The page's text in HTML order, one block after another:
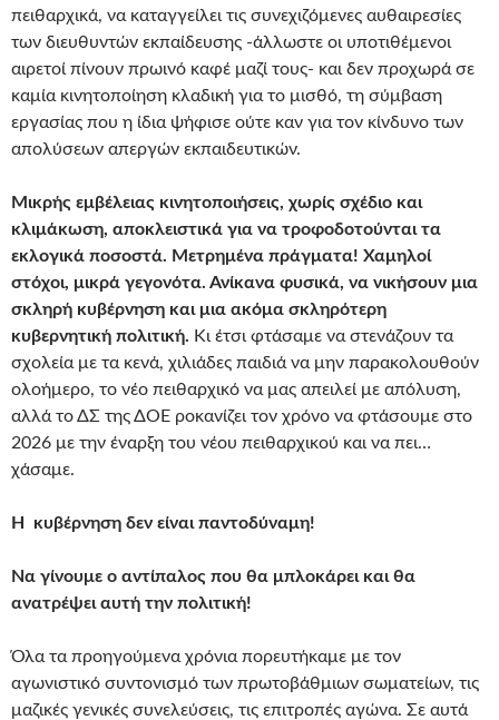
πειθαρχικά, να καταγγείλει τις συνεχιζόμενες αυθαιρεσίες
των διευθυντών εκπαίδευσης -άλλωστε οι υποτιθέμενοι
αιρετοί πίνουν πρωινό καφέ μαζί τους- και δεν προχωρά σε
καμία κινητοποίηση κλαδική για το μισθό, τη σύμβαση
εργασίας που η ίδια ψήφισε ούτε καν για τον κίνδυνο των
απολύσεων απεργών εκπαιδευτικών.
Μικρής εμβέλειας κινητοποιήσεις, χωρίς σχέδιο και
κλιμάκωση, αποκλειστικά για να τροφοδοτούνται τα
εκλογικά ποσοστά. Μετρημένα πράγματα! Χαμηλοί
στόχοι, μικρά γεγονότα. Ανίκανα φυσικά, να νικήσουν μια
σκληρή κυβέρνηση και μια ακόμα σκληρότερη
κυβερνητική πολιτική. Κι έτσι φτάσαμε να στενάζουν τα
σχολεία με τα κενά, χιλιάδες παιδιά να μην παρακολουθούν
ολοήμερο, το νέο πειθαρχικό να μας απειλεί με απόλυση,
αλλά το ΔΣ της ΔΟΕ ροκανίζει τον χρόνο να φτάσουμε στο
2026 με την έναρξη του νέου πειθαρχικού και να πει…
χάσαμε.
Η κυβέρνηση δεν είναι παντοδύναμη!
Να γίνουμε ο αντίπαλος που θα μπλοκάρει και θα
ανατρέψει αυτή την πολιτική!
Όλα τα προηγούμενα χρόνια πορευτήκαμε με τον
αγωνιστικό συντονισμό των πρωτοβάθμιων σωματείων, τις
μαζικές γενικές συνελεύσεις, τις επιτροπές αγώνα. Σε αυτά